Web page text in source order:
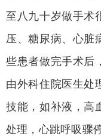
至八九十岁做手术
压、糖尿病、心脏
些患者做完手术后
由外科住院医生处
技能，如补液，高
处理，心跳呼吸骤